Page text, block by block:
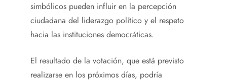
simbólicos pueden influir en la percepción
ciudadana del liderazgo político y el respeto
hacia las instituciones democráticas.
El resultado de la votación, que está previsto
realizarse en los próximos días, podría